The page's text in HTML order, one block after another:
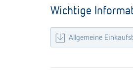
Wichtige
Allgemeine